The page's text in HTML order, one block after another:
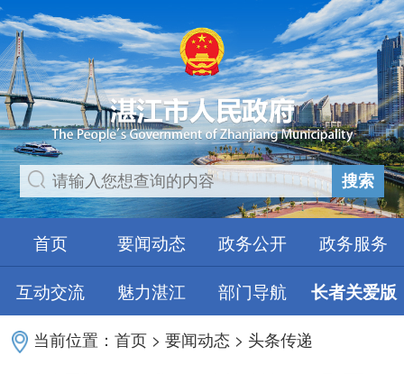
搜索
首页 要闻动态 政务公开
政务服务
互动交流
魅力湛江 部门导航 长者关爱版
当前位置：首页 >要闻动态 > 头条传递